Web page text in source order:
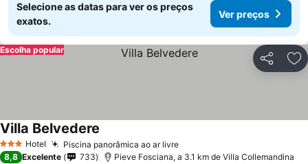
Selecione as datas para ver os preços
exatos.
Ver preços
Partilhar
Escolha popular
3 EstrelasHotel Piscina panorâmica ao ar livre
Villa Belvedere
8,8 Excelente 733 Pieve Fosciana, a 3.1 km de Villa Collemandina